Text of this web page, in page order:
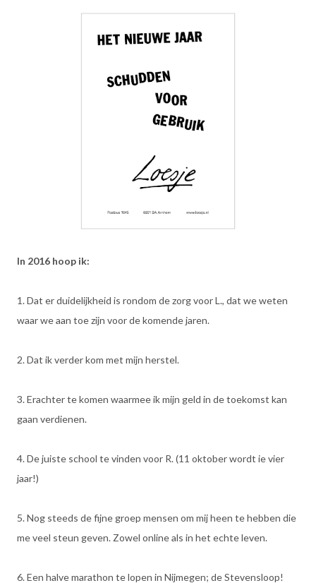
In 2016 hoop ik:
1. Dat er duidelijkheid is rondom de zorg voor L., dat we weten
waar we aan toe zijn voor de komende jaren.
2. Dat ik verder kom met mijn herstel.
3. Erachter te komen waarmee ik mijn geld in de toekomst kan
gaan verdienen.
4. De juiste school te vinden voor R. (11 oktober wordt ie vier
jaar!)
5. Nog steeds de fijne groep mensen om mij heen te hebben die
me veel steun geven. Zowel online als in het echte leven.
6. Een halve marathon te lopen in Nijmegen; de Stevensloop!